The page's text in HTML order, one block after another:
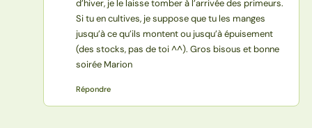
d’hiver, je le laisse tomber à l’arrivée des primeurs.
Si tu en cultives, je suppose que tu les manges
jusqu’à ce qu’ils montent ou jusqu’à épuisement
(des stocks, pas de toi ^^). Gros bisous et bonne
soirée Marion
Répondre